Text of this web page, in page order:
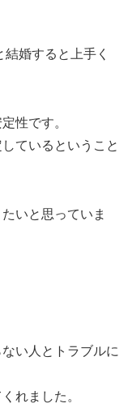
結婚すると上手く
性です。
ているということ
いと思っていま
い人とトラブルに
れました。